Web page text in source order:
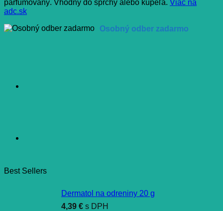
parfumovaný. Vhodný do sprchy alebo kúpeľa. Viac na
adc.sk
Osobný odber zadarmo
Best Sellers
Dermatol na odreniny 20 g
4,39 € s DPH